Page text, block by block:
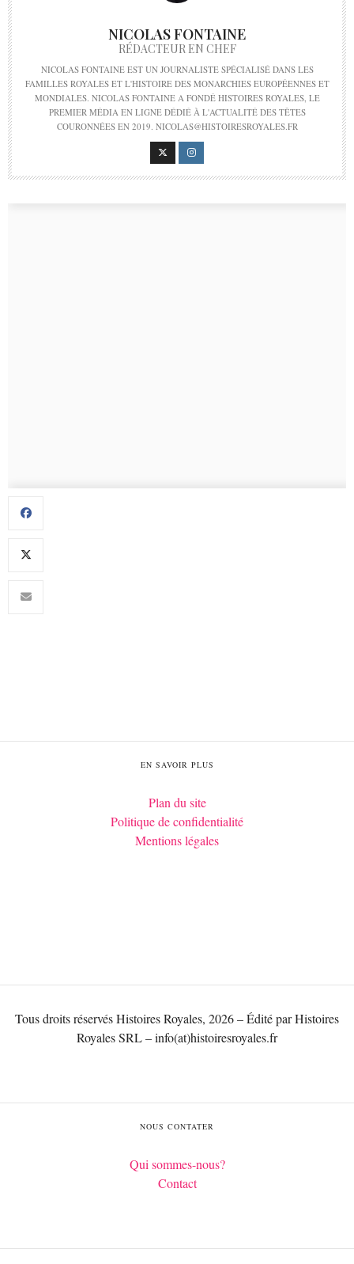
NICOLAS FONTAINE
RÉDACTEUR EN CHEF
NICOLAS FONTAINE EST UN JOURNALISTE SPÉCIALISÉ DANS LES
FAMILLES ROYALES ET L'HISTOIRE DES MONARCHIES EUROPÉENNES ET
MONDIALES. NICOLAS FONTAINE A FONDÉ HISTOIRES ROYALES, LE
PREMIER MÉDIA EN LIGNE DÉDIÉ À L'ACTUALITÉ DES TÊTES
COURONNÉES EN 2019. NICOLAS@HISTOIRESROYALES.FR
EN SAVOIR PLUS
Plan du site
Politique de confidentialité
Mentions légales
Tous droits réservés Histoires Royales, 2026 – Édité par Histoires
Royales SRL – info(at)histoiresroyales.fr
NOUS CONTATER
Qui sommes-nous?
Contact